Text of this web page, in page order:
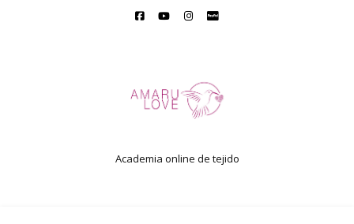
Academia online de tejido